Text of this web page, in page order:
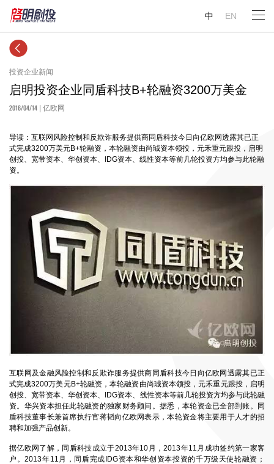
中 EN
投资企业新闻
启明投资企业同盾科技B+轮融资3200万美金
2016/04/14 | 亿欧网
导读：互联网风险控制和反欺诈服务提供商同盾科技今日向亿欧网透露其已正
式完成3200万美元B+轮融资，本轮融资由尚珹资本领投，元禾重元跟投，启明
创投、宽带资本、华创资本、IDG资本、线性资本等前几轮投资方均参与此轮融
资。
互联网及金融风险控制和反欺诈服务提供商同盾科技今日向亿欧网透露其已正
式完成3200万美元B+轮融资，本轮融资由尚珹资本领投，元禾重元跟投，启明
创投、宽带资本、华创资本、IDG资本、线性资本等前几轮投资方均参与此轮融
资。华兴资本担任此轮融资的独家财务顾问。据悉，本轮资金已全部到账。同
盾科技董事长兼首席执行官蒋韬向亿欧网表示，本轮资金将主要用于人才的招
聘和加强产品创新。
据亿欧网了解，同盾科技成立于2013年10月，2013年11月成功签约第一家客
户。2013年11月，同盾完成IDG资本和华创资本投资的千万级天使轮融资；